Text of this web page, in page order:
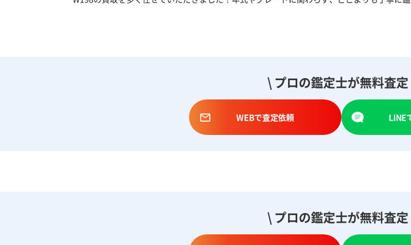
\ プロの鑑定士が無料査
WEBで査定依頼 LINE
\ プロの鑑定士が無料査